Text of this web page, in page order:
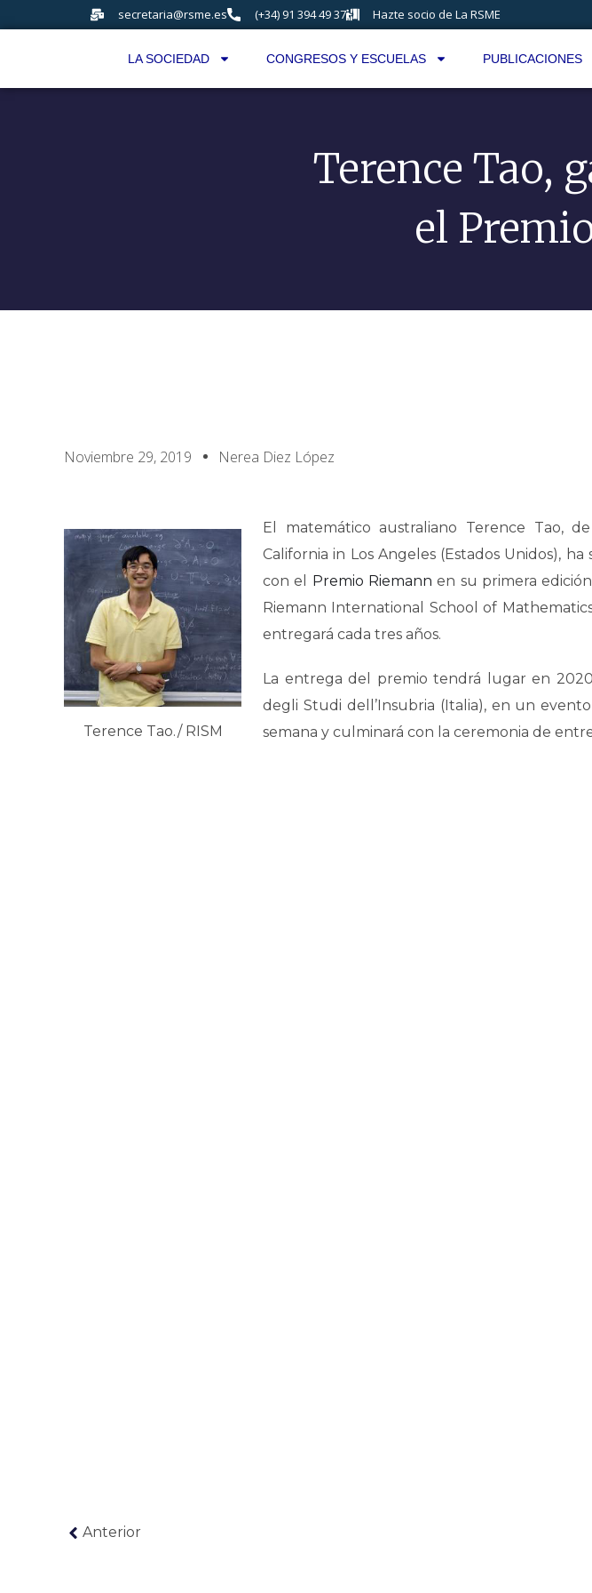
secretaria@rsme.es (+34) 91 394 49 37 Hazte socio de La RSME
LA SOCIEDAD CONGRESOS Y ESCUELAS PUBLICACIONES
Terence Tao,
el
Noviembre 29, 2019 Nerea Diez López
Terence Tao./ RISM
El matemático australiano Terence Tao,
California in Los Angeles (Estados Unidos),
con el Premio Riemann en su primera
Riemann International School of
entregará cada tres años.
La entrega del premio tendrá lugar en
degli Studi dell’Insubria (Italia), en un
semana y culminará con la ceremonia de
Anterior